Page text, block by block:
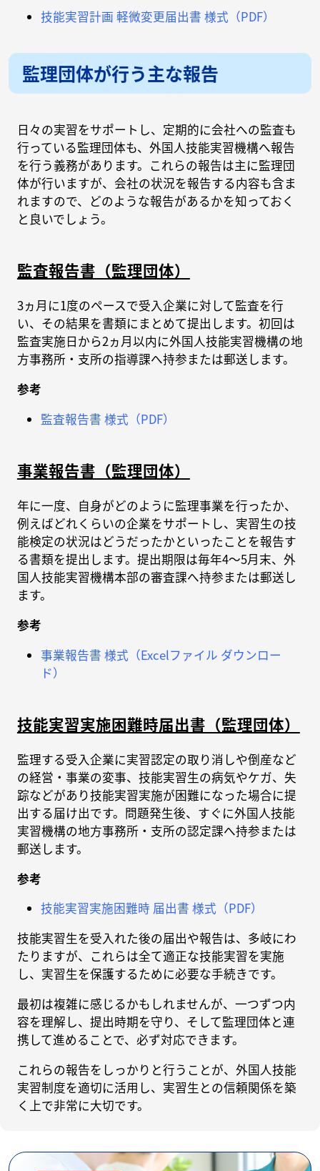
技能実習計画 軽微変更届出書 様式（PDF）
監理団体が行う主な報告
日々の実習をサポートし、定期的に会社への監査も
行っている監理団体も、外国人技能実習機構へ報告
を行う義務があります。これらの報告は主に監理団
体が行いますが、会社の状況を報告する内容も含ま
れますので、どのような報告があるかを知っておく
と良いでしょう。
監査報告書（監理団体）
3ヵ月に1度のペースで受入企業に対して監査を行
い、その結果を書類にまとめて提出します。初回は
監査実施日から2ヵ月以内に外国人技能実習機構の地
方事務所・支所の指導課へ持参または郵送します。
参考
監査報告書 様式（PDF）
事業報告書（監理団体）
年に一度、自身がどのように監理事業を行ったか、
例えばどれくらいの企業をサポートし、実習生の技
能検定の状況はどうだったかといったことを報告す
る書類を提出します。提出期限は毎年4～5月末、外
国人技能実習機構本部の審査課へ持参または郵送し
ます。
参考
事業報告書 様式（Excelファイル ダウンロー
ド）
技能実習実施困難時届出書（監理団体）
監理する受入企業に実習認定の取り消しや倒産など
の経営・事業の変事、技能実習生の病気やケガ、失
踪などがあり技能実習実施が困難になった場合に提
出する届け出です。問題発生後、すぐに外国人技能
実習機構の地方事務所・支所の認定課へ持参または
郵送します。
参考
技能実習実施困難時 届出書 様式（PDF）
技能実習生を受入れた後の届出や報告は、多岐にわ
たりますが、これらは全て適正な技能実習を実施
し、実習生を保護するために必要な手続きです。
最初は複雑に感じるかもしれませんが、一つずつ内
容を理解し、提出時期を守り、そして監理団体と連
携して進めることで、必ず対応できます。
これらの報告をしっかりと行うことが、外国人技能
実習制度を適切に活用し、実習生との信頼関係を築
く上で非常に大切です。